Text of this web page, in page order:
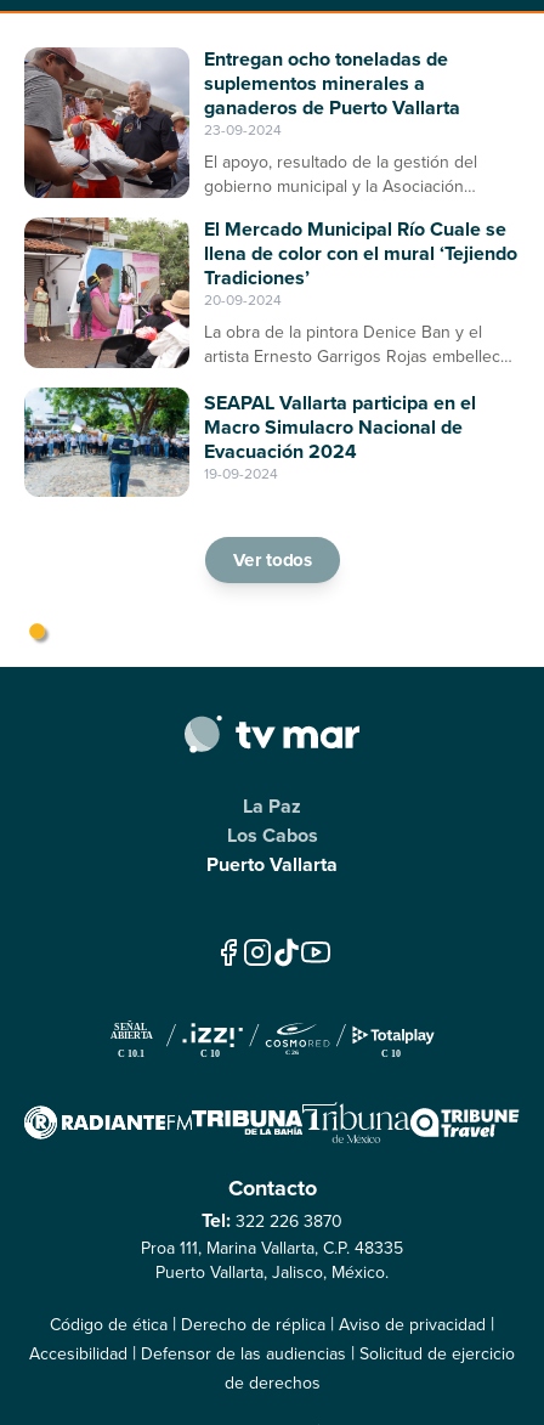
Entregan ocho toneladas de
suplementos minerales a
ganaderos de Puerto Vallarta
23-09-2024
El apoyo, resultado de la gestión del
gobierno municipal y la Asociación
enfermedades en el ganado bovino
El Mercado Municipal Río Cuale se
llena de color con el mural ‘Tejiendo
Tradiciones’
20-09-2024
La obra de la pintora Denice Ban y el
artista Ernesto Garrigos Rojas embellece
como un espacio de arte y cultura en
Puerto Vallarta
SEAPAL Vallarta participa en el
Macro Simulacro Nacional de
Evacuación 2024
19-09-2024
Ver todos
La Paz
Los Cabos
Puerto Vallarta
Contacto
Tel: 322 226 3870
Proa 111, Marina Vallarta, C.P. 48335
Puerto Vallarta, Jalisco, México.
Código de ética | Derecho de réplica | Aviso de privacidad |
Accesibilidad | Defensor de las audiencias | Solicitud de ejercicio
de derechos